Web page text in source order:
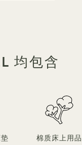
均包含
棉质床上用品